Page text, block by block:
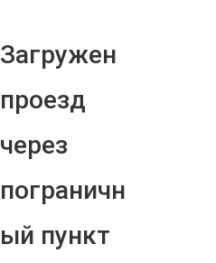
Загружен
проезд
через
пограничн
ый пункт